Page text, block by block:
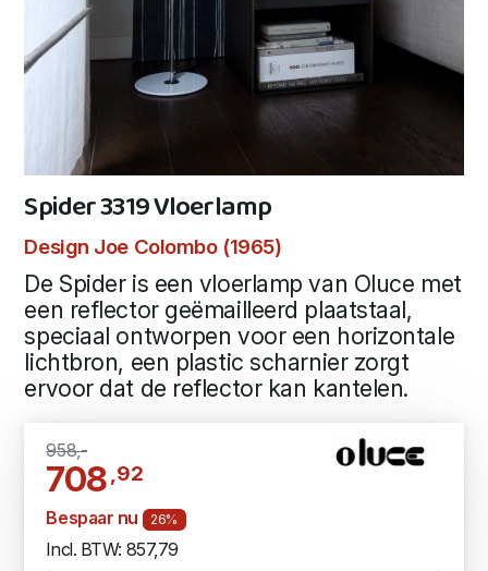
Spider 3319 Vloerlamp
Design Joe Colombo (1965)
De Spider is een vloerlamp van Oluce met
een reflector geëmailleerd plaatstaal,
speciaal ontworpen voor een horizontale
lichtbron, een plastic scharnier zorgt
ervoor dat de reflector kan kantelen.
958,-
708,92
Bespaar nu 26%
Incl. BTW: 857,79